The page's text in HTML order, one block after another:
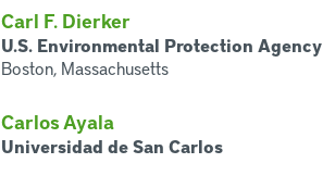
Carl F. Dierker
U.S. Environmental Protection Agency
Boston, Massachusetts
Carlos Ayala
Universidad de San Carlos